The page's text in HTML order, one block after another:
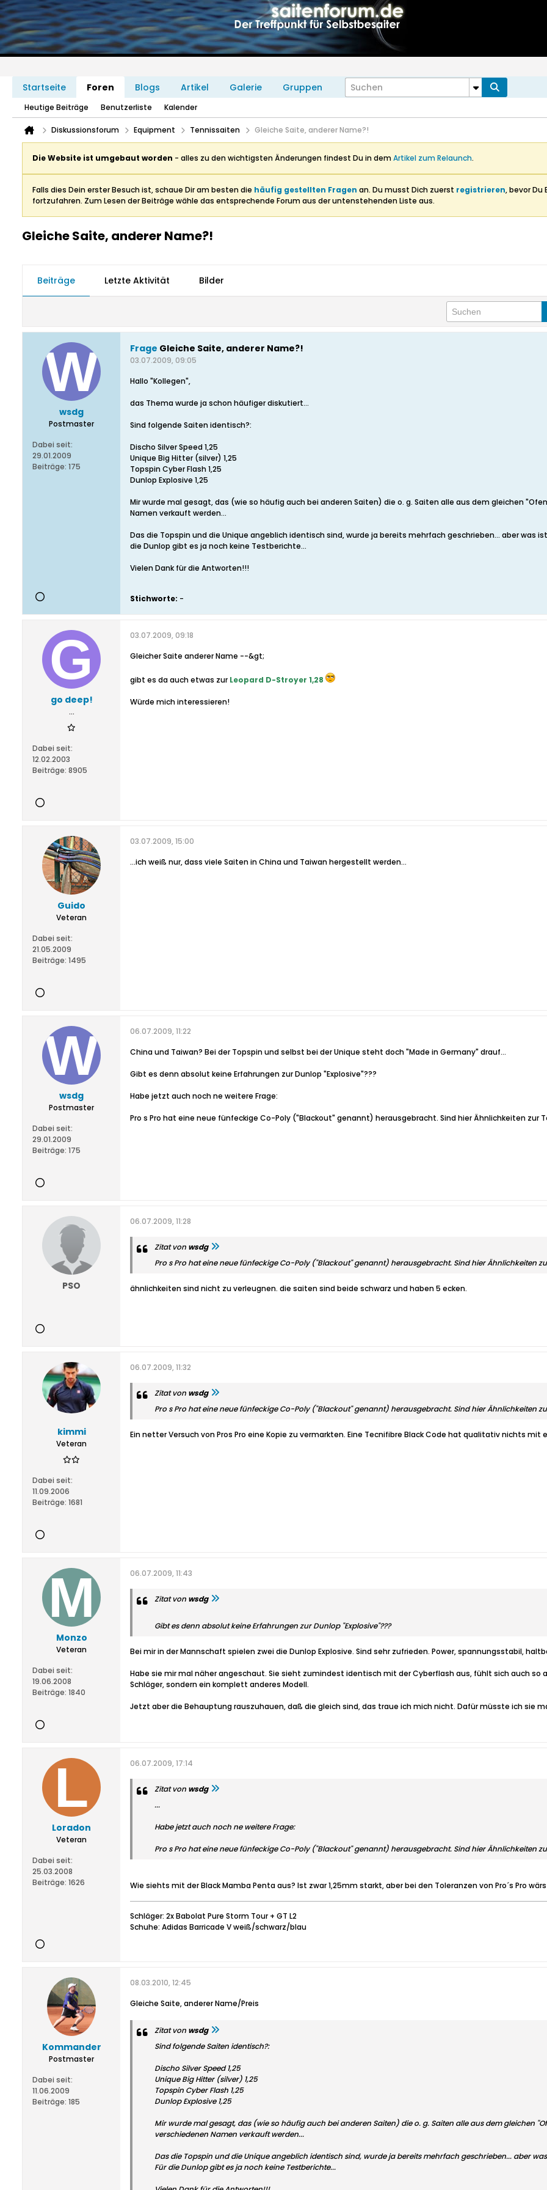
Startseite Foren Blogs Artikel Galerie Gruppen
Heutige Beiträge Benutzerliste Kalender
Diskussionsforum Equipment Tennissaiten Gleiche Saite, anderer Name?!
Die Website ist umgebaut worden - alles zu den wichtigsten Änderungen findest Du in demArtikel zum Relaunch.
Falls dies Dein erster Besuch ist, schaue Dir am besten die häufig gestellten Fragen an. Du musst Dich zuerst registrieren, bevor Du
fortzufahren. Zum Lesen der Beiträge wähle das entsprechende Forum aus der untenstehenden Liste aus.
Gleiche Saite, anderer Name?!
Beiträge Letzte Aktivität Bilder
wsdg
Postmaster
Dabei seit:
29.01.2009
Beiträge: 175
Frage Gleiche Saite, anderer Name?!
03.07.2009, 09:05
Hallo "Kollegen",
das Thema wurde ja schon häufiger diskutiert...
Sind folgende Saiten identisch?:
Discho Silver Speed 1,25
Unique Big Hitter (silver) 1,25
Topspin Cyber Flash 1,25
Dunlop Explosive 1,25
Mir wurde mal gesagt, das (wie so häufig auch bei anderen Saiten) die o. g. Saiten alle aus dem gleichen
Namen verkauft werden...
Das die Topspin und die Unique angeblich identisch sind, wurde ja bereits mehrfach geschrieben... aber was
die Dunlop gibt es ja noch keine Testberichte...
Vielen Dank für die Antworten!!!
Stichworte: -
go deep!
...
Dabei seit:
12.02.2003
Beiträge: 8905
03.07.2009, 09:18
Gleicher Saite anderer Name --&gt;
gibt es da auch etwas zur Leopard D-Stroyer 1,28
Würde mich interessieren!
Guido
Veteran
Dabei seit:
21.05.2009
Beiträge: 1495
03.07.2009, 15:00
...ich weiß nur, dass viele Saiten in China und Taiwan hergestellt werden...
wsdg
Postmaster
Dabei seit:
29.01.2009
Beiträge: 175
06.07.2009, 11:22
China und Taiwan? Bei der Topspin und selbst bei der Unique steht doch "Made in Germany" drauf...
Gibt es denn absolut keine Erfahrungen zur Dunlop "Explosive"???
Habe jetzt auch noch ne weitere Frage:
Pro s Pro hat eine neue fünfeckige Co-Poly ("Blackout" genannt) herausgebracht. Sind hier Ähnlichkeiten zur
PSO
06.07.2009, 11:28
Zitat von wsdg
Pro s Pro hat eine neue fünfeckige Co-Poly ("Blackout" genannt) herausgebracht. Sind hier Ähnlichkeiten
ähnlichkeiten sind nicht zu verleugnen. die saiten sind beide schwarz und haben 5 ecken.
kimmi
Veteran
Dabei seit:
11.09.2006
Beiträge: 1681
06.07.2009, 11:32
Zitat von wsdg
Pro s Pro hat eine neue fünfeckige Co-Poly ("Blackout" genannt) herausgebracht. Sind hier Ähnlichkeiten
Ein netter Versuch von Pros Pro eine Kopie zu vermarkten. Eine Tecnifibre Black Code hat qualitativ nichts mit
Monzo
Veteran
Dabei seit:
19.06.2008
Beiträge: 1840
06.07.2009, 11:43
Zitat von wsdg
Gibt es denn absolut keine Erfahrungen zur Dunlop "Explosive"???
Bei mir in der Mannschaft spielen zwei die Dunlop Explosive. Sind sehr zufrieden. Power, spannungsstabil,
Habe sie mir mal näher angeschaut. Sie sieht zumindest identisch mit der Cyberflash aus, fühlt sich auch so
Schläger, sondern ein komplett anderes Modell.
Jetzt aber die Behauptung rauszuhauen, daß die gleich sind, das traue ich mich nicht. Dafür müsste ich sie
Loradon
Veteran
Dabei seit:
25.03.2008
Beiträge: 1626
06.07.2009, 17:14
Zitat von wsdg
...
Habe jetzt auch noch ne weitere Frage:
Pro s Pro hat eine neue fünfeckige Co-Poly ("Blackout" genannt) herausgebracht. Sind hier Ähnlichkeiten
Wie siehts mit der Black Mamba Penta aus? Ist zwar 1,25mm starkt, aber bei den Toleranzen von Pro´s Pro
Schläger: 2x Babolat Pure Storm Tour + GT L2
Schuhe: Adidas Barricade V weiß/schwarz/blau
Kommander
Postmaster
Dabei seit:
11.06.2009
Beiträge: 185
08.03.2010, 12:45
Gleiche Saite, anderer Name/Preis
Zitat von wsdg
Sind folgende Saiten identisch?:
Discho Silver Speed 1,25
Unique Big Hitter (silver) 1,25
Topspin Cyber Flash 1,25
Dunlop Explosive 1,25
Mir wurde mal gesagt, das (wie so häufig auch bei anderen Saiten) die o. g. Saiten alle aus dem gleichen
verschiedenen Namen verkauft werden...
Das die Topspin und die Unique angeblich identisch sind, wurde ja bereits mehrfach geschrieben... aber
Für die Dunlop gibt es ja noch keine Testberichte...